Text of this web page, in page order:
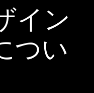
イン
つい